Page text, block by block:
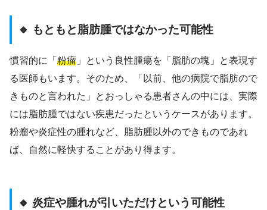
🔸 もともと脂肪腫ではなかった可能性
慣習的に「 粉瘤 」という良性腫瘍を「脂肪の塊」と表現す
る医師もいます。そのため、「以前、他の病院で脂肪ので
きものと言われた」とおっしゃる患者さんの中には、実際
には脂肪腫ではない疾患だったというケースがあります。
粉瘤や炎症性の腫れなど、脂肪腫以外のできものであれ
ば、自然に軽快することがあり得ます。
🔸 炎症や腫れが引いただけという可能性